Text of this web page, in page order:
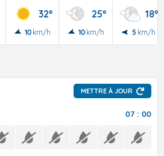
32°
10 km/h
25°
10 km/h
18°
5 km/h
METTRE À JOUR
07 : 00